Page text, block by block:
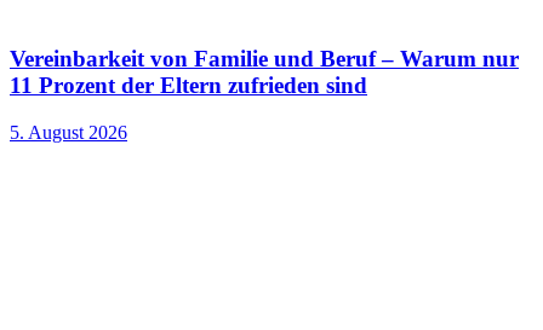
Vereinbarkeit von Familie und Beruf – Warum nur
11 Prozent der Eltern zufrieden sind
5. August 2026